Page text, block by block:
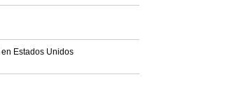
Estados Unidos